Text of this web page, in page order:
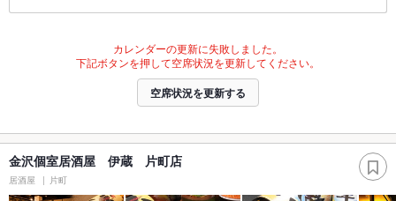
カレンダーの更新に失敗しました。
下記ボタンを押して空席状況を更新してください。
空席状況を更新する
金沢個室居酒屋 伊蔵 片町店
居酒屋 片町